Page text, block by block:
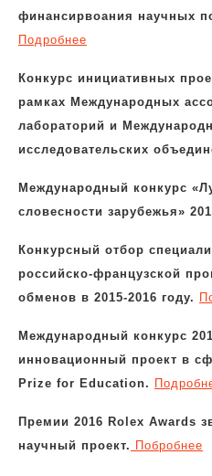
финансирвоания научных
Подробнее
Конкурс инициативных
рамках Международных
лабораторий и
исследовательских
Международный конкурс
словесности зарубежья»
Конкурсный отбор
российско-французской
обменов в 2015-2016 году.
Международный конкурс
инновационный проект в
Prize for Education.
Премии 2016 Rolex Awards
научный проект. Побробнее